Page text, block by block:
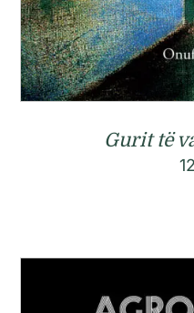
Gurit të